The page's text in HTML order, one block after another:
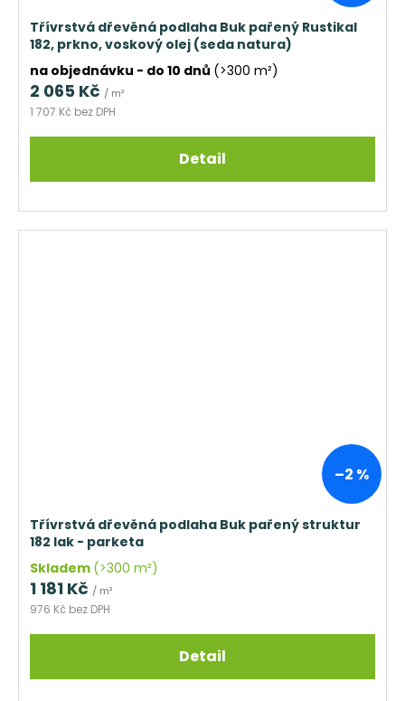
Třívrstvá dřevěná podlaha Buk pařený Rustikal
182, prkno, voskový olej (seda natura)
na objednávku - do 10 dnů (>300 m²)
1 707 Kč bez DPH
2 065 Kč / m²
Detail
–2 %
Třívrstvá dřevěná podlaha Buk pařený struktur
182 lak - parketa
Skladem (>300 m²)
976 Kč bez DPH
1 181 Kč / m²
Detail